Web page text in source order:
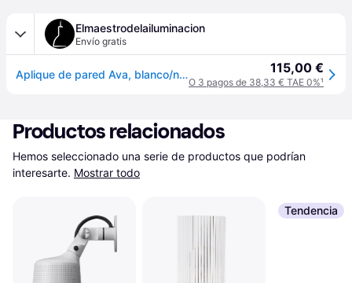
Elmaestrodelailuminacion
Envío gratis
Aplique de pared Ava, blanco/negro, altura 21 cm, enchufe, E14 - HAY - Pasillo - Diseño - Plástico - Angular 115,00 €
O 3 pagos de 38,33 € TAE 0%¹
Productos relacionados
Hemos seleccionado una serie de productos que podrían
interesarte. Mostrar todo
Tendencia